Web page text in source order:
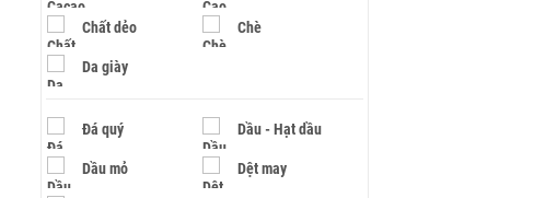
Chất dẻo Chè
Da giày
Đá quý Dầu - Hạt dầu
Dầu mỏ Dệt may